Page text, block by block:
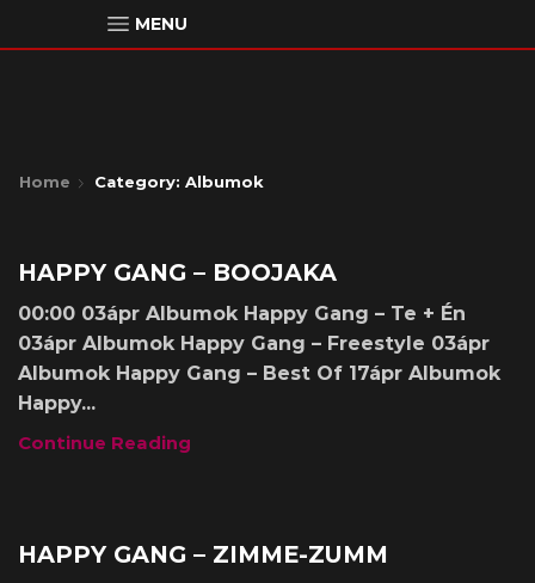
MENU
Home Category: Albumok
Albumok
HAPPY GANG – BOOJAKA
00:00 03ápr Albumok Happy Gang – Te + Én
03ápr Albumok Happy Gang – Freestyle 03ápr
Albumok Happy Gang – Best Of 17ápr Albumok
Happy...
Continue Reading
Albumok
HAPPY GANG – ZIMME-ZUMM